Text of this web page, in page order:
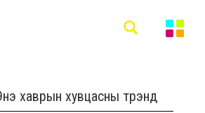
хаврын хувцасны трэнд